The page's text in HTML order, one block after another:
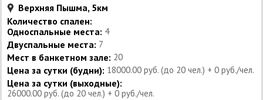
Верхняя Пышма, 5км
Количество спален:
Односпальные места: 4
Двуспальные места: 7
Мест в банкетном зале: 20
Цена за сутки (будни): 18000.00 руб. (до 20 чел.) + 0 руб./чел.
Цена за сутки (выходные):
26000.00 руб. (до 20 чел.) + 0 руб./чел.